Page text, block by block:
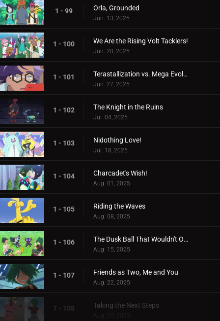
1 - 99 Orla, Grounded
Jun. 13, 2025
1 - 100 We Are the Rising Volt Tacklers!
Jun. 20, 2025
1 - 101 Terastallization vs. Mega Evolution!
Jun. 27, 2025
1 - 102 The Knight in the Ruins
Jul. 04, 2025
1 - 103 Nidothing Love!
Jul. 18, 2025
1 - 104 Charcadet's Wish!
Aug. 01, 2025
1 - 105 Riding the Waves
Aug. 08, 2025
1 - 106 The Dusk Ball That Wouldn't Open
Aug. 15, 2025
1 - 107 Friends as Two, Me and You
Aug. 22, 2025
1 - 108 Taking the Next Steps
Aug. 29, 2025